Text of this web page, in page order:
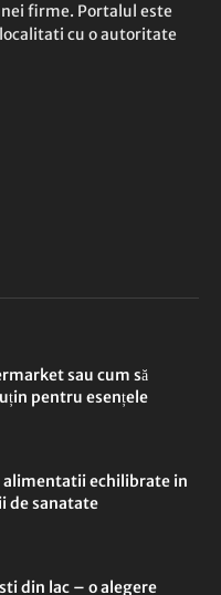
firme. Portalul este
cu o autoritate
sau cum să
pentru esențele
echilibrate in
de sanatate
din lac – o alegere